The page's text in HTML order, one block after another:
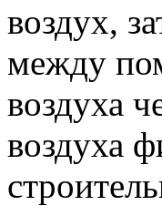
воздух,
между
воздуха
воздуха